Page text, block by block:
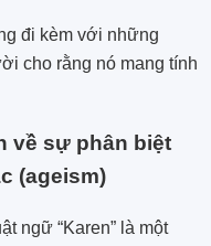
đi kèm với những
cho rằng nó mang tính
về sự phân biệt
(ageism)
ngữ “Karen” là một